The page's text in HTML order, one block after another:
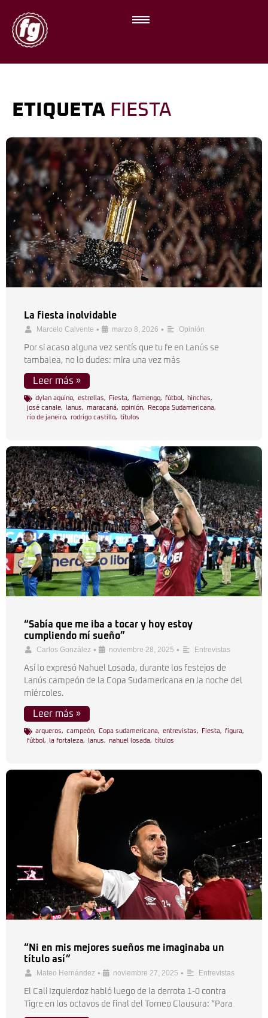
ETIQUETA FIESTA
La fiesta inolvidable
Marcelo Calvente • marzo 8, 2026 • Opinión
Por si acaso alguna vez sentís que tu fe en Lanús se
tambalea, no lo dudes: mira una vez más
Leer más »
dylan aquino, estrellas, Fiesta, flamengo, fútbol , hinchas,
josé canale, lanus, maracaná, opinión, Recopa Sudamericana,
río de janeiro, rodrigo castillo, títulos
“Sabía que me iba a tocar y hoy estoy
cumpliendo mí sueño”
Carlos González • noviembre 28, 2025 • Entrevistas
Así lo expresó Nahuel Losada, durante los festejos de
Lanús campeón de la Copa Sudamericana en la noche del
miércoles.
Leer más »
arqueros, campeón, Copa sudamericana, entrevistas, Fiesta, figura,
fútbol , la fortaleza, lanus, nahuel losada, títulos
“Ni en mis mejores sueños me imaginaba un
título así”
Mateo Hernández • noviembre 27, 2025 • Entrevistas
El Cali Izquierdoz habló luego de la derrota 1-0 contra
Tigre en los octavos de final del Torneo Clausura: “Para